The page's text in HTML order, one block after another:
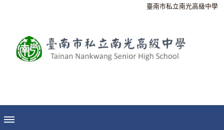
臺南市私立南光高級中學